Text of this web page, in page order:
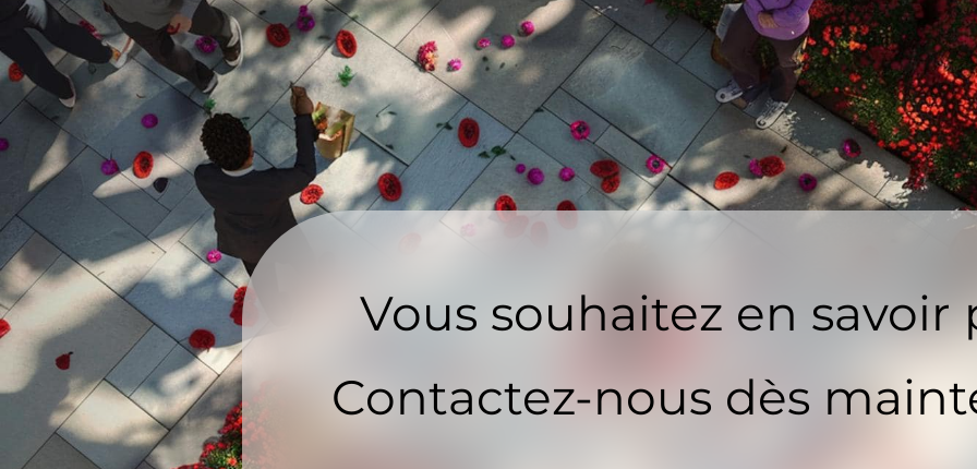
Vous souhaitez en savoir
Contactez-nous dès